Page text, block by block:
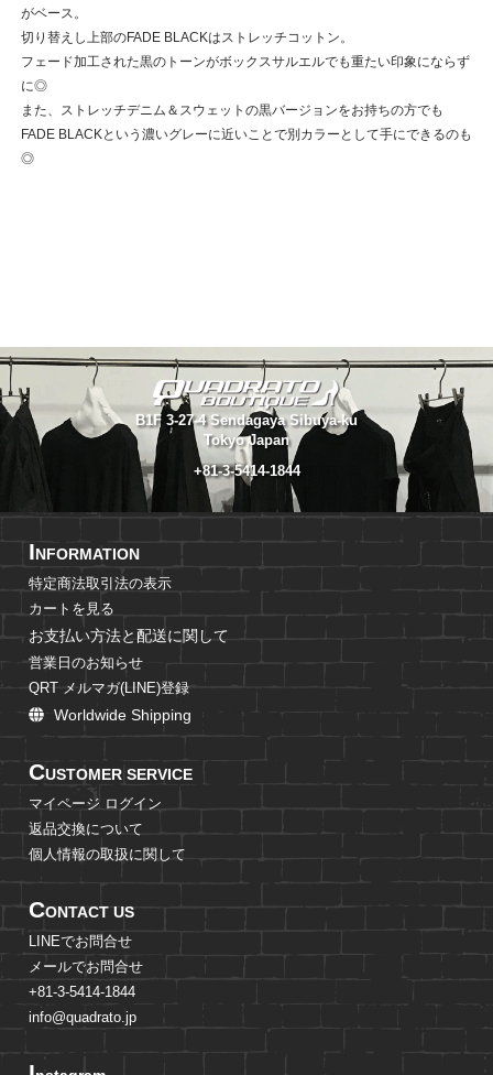
がベース。
切り替えし上部のFADE BLACKはストレッチコットン。
フェード加工された黒のトーンがボックスサルエルでも重たい印象にならず
に◎
また、ストレッチデニム＆スウェットの黒バージョンをお持ちの方でも
FADE BLACKという濃いグレーに近いことで別カラーとして手にできるのも
◎
B1F 3-27-4 Sendagaya Sibuya-ku
Tokyo Japan
+81-3-5414-1844
INFORMATION
特定商法取引法の表示
カートを見る
お支払い方法と配送に関して
営業日のお知らせ
QRT メルマガ(LINE)登録
Worldwide Shipping
CUSTOMER SERVICE
マイページ ログイン
返品交換について
個人情報の取扱に関して
CONTACT US
LINEでお問合せ
メールでお問合せ
+81-3-5414-1844
info@quadrato.jp